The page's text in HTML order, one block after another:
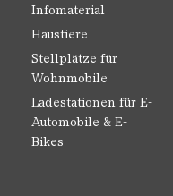
Infomaterial
Haustiere
Stellplätze für
Wohnmobile
Ladestationen für E-
Automobile & E-
Bikes